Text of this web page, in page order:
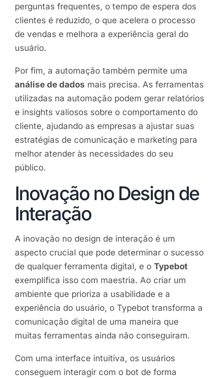
perguntas frequentes, o tempo de espera dos
clientes é reduzido, o que acelera o processo
de vendas e melhora a experiência geral do
usuário.
Por fim, a automação também permite uma
análise de dados mais precisa. As ferramentas
utilizadas na automação podem gerar relatórios
e insights valiosos sobre o comportamento do
cliente, ajudando as empresas a ajustar suas
estratégias de comunicação e marketing para
melhor atender às necessidades do seu
público.
Inovação no Design de
Interação
A inovação no design de interação é um
aspecto crucial que pode determinar o sucesso
de qualquer ferramenta digital, e o Typebot
exemplifica isso com maestria. Ao criar um
ambiente que prioriza a usabilidade e a
experiência do usuário, o Typebot transforma a
comunicação digital de uma maneira que
muitas ferramentas ainda não conseguiram.
Com uma interface intuitiva, os usuários
conseguem interagir com o bot de forma